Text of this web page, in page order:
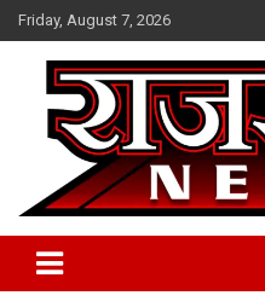
Skip
to
content
Friday, August 7, 2026
Raj Satta News